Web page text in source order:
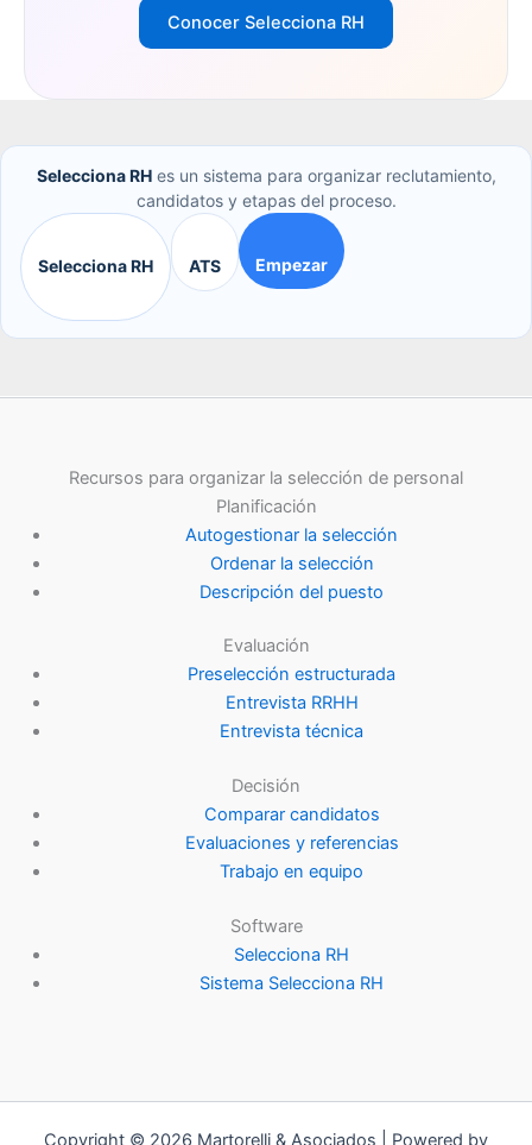
Conocer Selecciona RH
Selecciona RHes un sistema para organizar reclutamiento,
candidatos y etapas del proceso.
Selecciona RH ATS Empezar
Recursos para organizar la selección de personal
Planificación
Autogestionar la selección
Ordenar la selección
Descripción del puesto
Evaluación
Preselección estructurada
Entrevista RRHH
Entrevista técnica
Decisión
Comparar candidatos
Evaluaciones y referencias
Trabajo en equipo
Software
Selecciona RH
Sistema Selecciona RH
Copyright © 2026 Martorelli & Asociados | Powered by